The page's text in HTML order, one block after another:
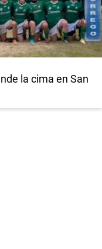
la cima en San